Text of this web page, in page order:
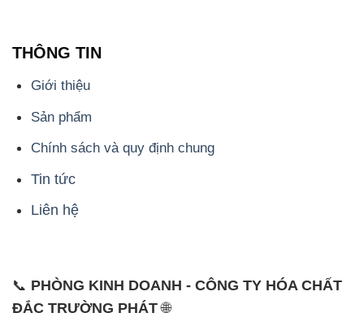
THÔNG TIN
Giới thiệu
Sản phẩm
Chính sách và quy định chung
Tin tức
Liên hệ
📞 PHÒNG KINH DOANH - CÔNG TY HÓA CHẤT
ĐẮC TRƯỜNG PHÁT🌐